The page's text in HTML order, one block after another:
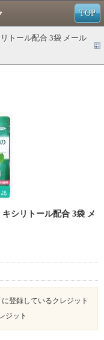
TOP
トール配合 3袋 メール
シリトール配合 3袋 メ
登録しているクレジット
ジット